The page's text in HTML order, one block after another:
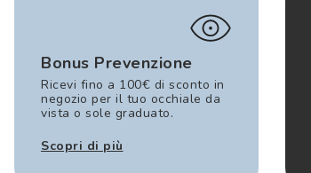
Bonus Prevenzione
Ricevi fino a 100€ di sconto in
negozio per il tuo occhiale da
vista o sole graduato.
Scopri di più